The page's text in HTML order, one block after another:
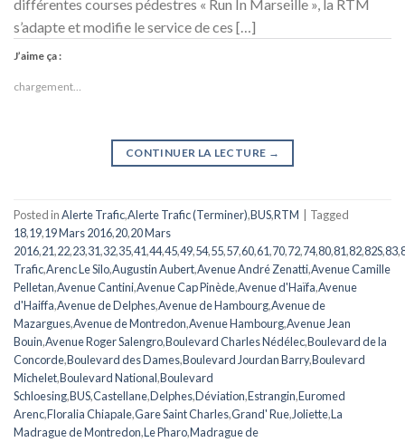
différentes courses pédestres « Run In Marseille », la RTM
s’adapte et modifie le service de ces […]
J’aime ça :
chargement…
CONTINUER LA LECTURE →
Posted inAlerte Trafic,Alerte Trafic (Terminer),BUS,RTM
Tagged
18,19,19 Mars 2016,20,20 Mars
2016,21,22,23,31,32,35,41,44,45,49,54,55,57,60,61,70,72,74,80,81,82,82S,83,
Trafic,Arenc Le Silo,Augustin Aubert,Avenue André Zenatti,Avenue Camille
Pelletan,Avenue Cantini,Avenue Cap Pinède,Avenue d'Haïfa,Avenue
d'Haiffa,Avenue de Delphes,Avenue de Hambourg,Avenue de
Mazargues,Avenue de Montredon,Avenue Hambourg,Avenue Jean
Bouin,Avenue Roger Salengro,Boulevard Charles Nédélec,Boulevard de la
Concorde,Boulevard des Dames,Boulevard Jourdan Barry,Boulevard
Michelet,Boulevard National,Boulevard
Schloesing,BUS,Castellane,Delphes,Déviation,Estrangin,Euromed
Arenc,Floralia Chiapale,Gare Saint Charles,Grand' Rue,Joliette,La
Madrague de Montredon,Le Pharo,Madrague de